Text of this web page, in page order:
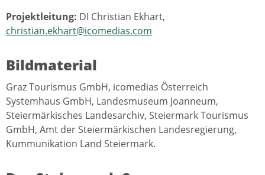
Projektleitung: DI Christian Ekhart,
christian.ekhart@icomedias.com
Bildmaterial
Graz Tourismus GmbH, icomedias Österreich
Systemhaus GmbH, Landesmuseum Joanneum,
Steiermärkisches Landesarchiv, Steiermark Tourismus
GmbH, Amt der Steiermärkischen Landesregierung,
Kummunikation Land Steiermark.